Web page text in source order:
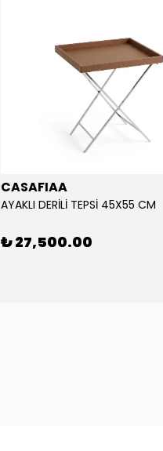
CASAFIAA
AYAKLI DERİLİ TEPSİ 45X55 CM
₺ 27,500.00